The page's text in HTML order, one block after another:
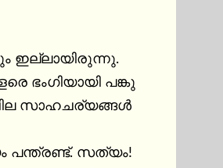
ഇല്ലായിരുന്നു.
ഭംഗിയായി പങ്കു
പന്ത്രണ്ട്. സത്യം!